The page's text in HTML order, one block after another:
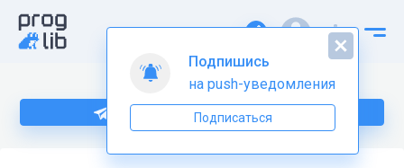
Подпишитесь на нас в Telegram
Подпишись
на push-уведомления
Подписаться